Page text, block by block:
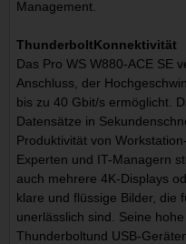
Management.
ThunderboltKonnektivität
Das Pro WS W880-ACE SE
Anschluss, der
bis zu 40 Gbit/s ermöglicht.
Datensätze in
Produktivität von
Experten und IT-Managern
auch mehrere 4K-Displays
klare und flüssige Bilder, die
unerlässlich sind. Seine
Thunderboltund USB-